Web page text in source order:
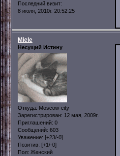
Последний визит:
8 июля, 2010г. 20:52:25
Miele
Несущий Истину
Откуда: Moscow-city
Зарегистрирован: 12 мая, 2009г.
Приглашений: 0
Сообщений: 603
Уважение: [+23/-0]
Позитив: [+1/-0]
Пол: Женский